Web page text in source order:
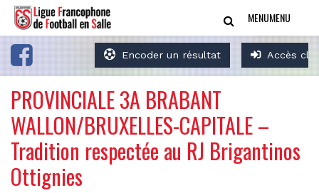
Encoder un résultat Accès
MENUMENU
PROVINCIALE 3A BRABANT
WALLON/BRUXELLES-CAPITALE –
Tradition respectée au RJ Brigantinos
Ottignies